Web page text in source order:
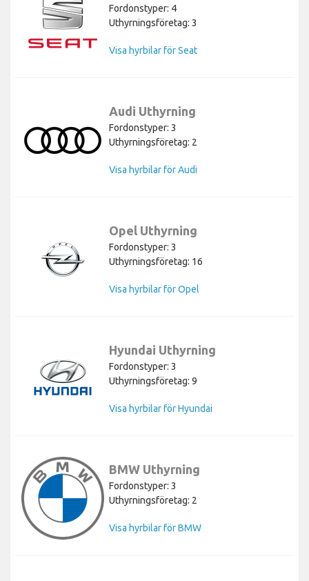
Fordonstyper: 4
Uthyrningsföretag: 3
Visa hyrbilar för Seat
Audi Uthyrning
Fordonstyper: 3
Uthyrningsföretag: 2
Visa hyrbilar för Audi
Opel Uthyrning
Fordonstyper: 3
Uthyrningsföretag: 16
Visa hyrbilar för Opel
Hyundai Uthyrning
Fordonstyper: 3
Uthyrningsföretag: 9
Visa hyrbilar för Hyundai
BMW Uthyrning
Fordonstyper: 3
Uthyrningsföretag: 2
Visa hyrbilar för BMW